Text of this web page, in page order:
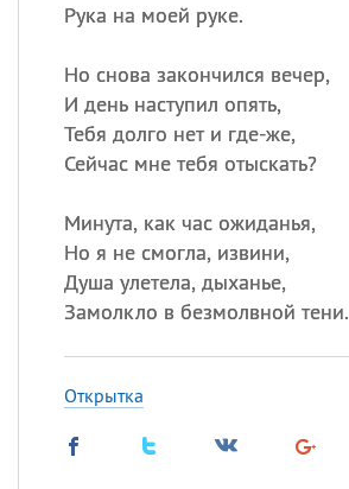
Рука на моей руке.
Но снова закончился вечер,
И день наступил опять,
Тебя долго нет и где-же,
Сейчас мне тебя отыскать?
Минута, как час ожиданья,
Но я не смогла, извини,
Душа улетела, дыханье,
Замолкло в безмолвной тени.
Открытка